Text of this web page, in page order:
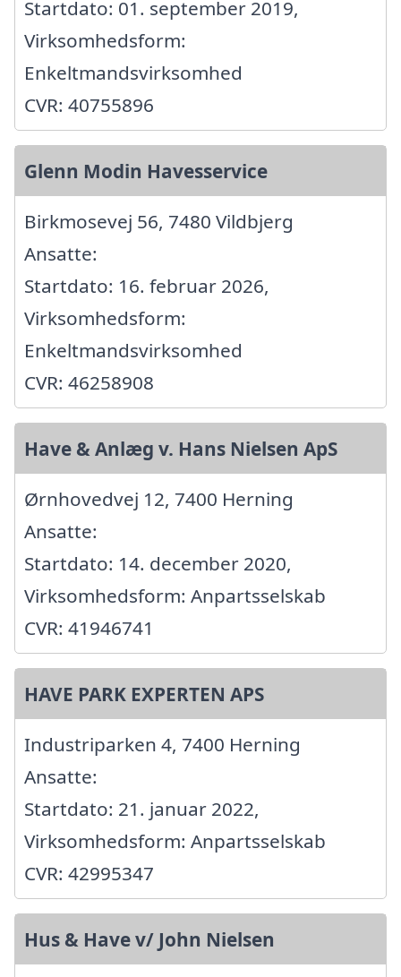
Startdato: 01. september 2019,
Virksomhedsform:
Enkeltmandsvirksomhed
CVR: 40755896
Glenn Modin Havesservice
Birkmosevej 56, 7480 Vildbjerg
Ansatte:
Startdato: 16. februar 2026,
Virksomhedsform:
Enkeltmandsvirksomhed
CVR: 46258908
Have & Anlæg v. Hans Nielsen ApS
Ørnhovedvej 12, 7400 Herning
Ansatte:
Startdato: 14. december 2020,
Virksomhedsform: Anpartsselskab
CVR: 41946741
HAVE PARK EXPERTEN APS
Industriparken 4, 7400 Herning
Ansatte:
Startdato: 21. januar 2022,
Virksomhedsform: Anpartsselskab
CVR: 42995347
Hus & Have v/ John Nielsen